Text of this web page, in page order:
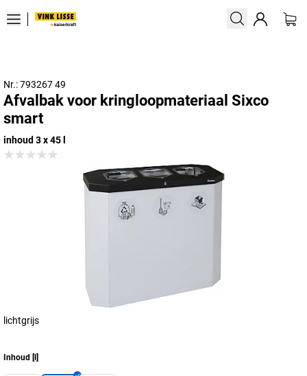
Nr.: 793267 49
Afvalbak voor kringloopmateriaal Sixco
smart
inhoud 3 x 45 l
lichtgrijs
Inhoud [ ]